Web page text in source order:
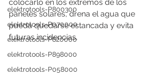
elektrotools-P800300
elektrotools-P070000
elektrotools-P820000
elektrotools-P898000
elektrotools-P058000
colocarlo en los extremos de los
paneles solares, drena el agua que
pueda quedarse estancada y evita
futuras incidencias.